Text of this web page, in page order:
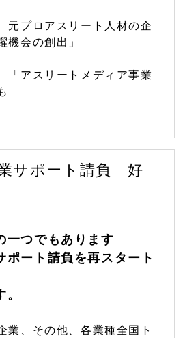
元プロアスリート人材の企
機会の創出」
「アスリートメディア事業
サポート請負 好
一つでもあります
ポート請負を再スタート
業、その他、各業種全国ト